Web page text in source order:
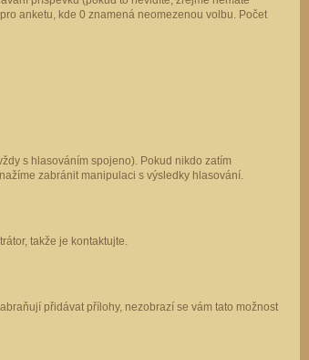
anketu, kde 0 znamená neomezenou volbu. Počet
s hlasováním spojeno). Pokud nikdo zatím
zabránit manipulaci s výsledky hlasování.
takže je kontaktujte.
přidávat přílohy, nezobrazí se vám tato možnost